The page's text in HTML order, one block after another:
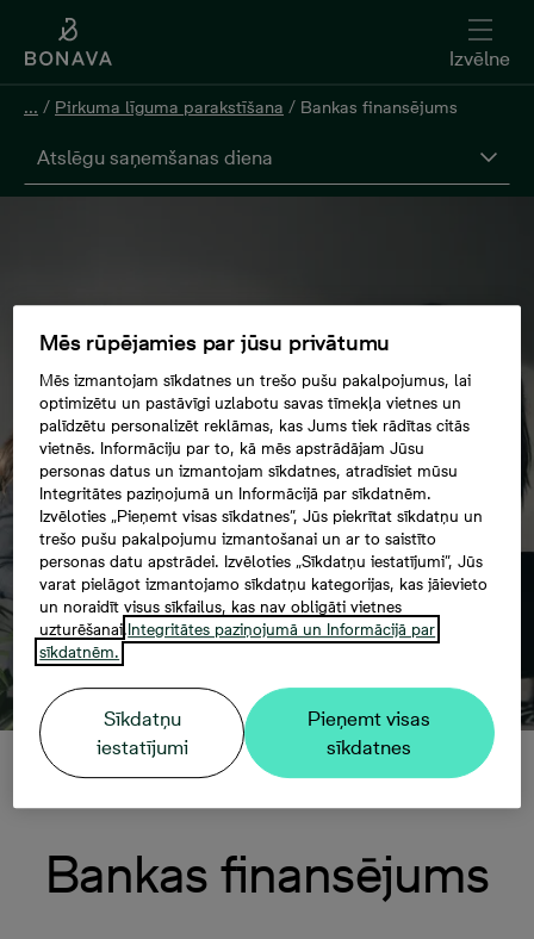
Izvēlne
... / Pirkuma līguma parakstīšana / Bankas finansējums
Atslēgu saņemšanas diena
Zemesgrāmata
Bankas finansējums
Mēs rūpējamies par jūsu privātumu
Mēs izmantojam sīkdatnes un trešo pušu pakalpojumus, lai
optimizētu un pastāvīgi uzlabotu savas tīmekļa vietnes un
palīdzētu personalizēt reklāmas, kas Jums tiek rādītas citās
vietnēs. Informāciju par to, kā mēs apstrādājam Jūsu
personas datus un izmantojam sīkdatnes, atradīsiet mūsu
Integritātes paziņojumā un Informācijā par sīkdatnēm.
Izvēloties „Pieņemt visas sīkdatnes”, Jūs piekrītat sīkdatņu un
trešo pušu pakalpojumu izmantošanai un ar to saistīto
personas datu apstrādei. Izvēloties „Sīkdatņu iestatījumi”, Jūs
varat pielāgot izmantojamo sīkdatņu kategorijas, kas jāievieto
un noraidīt visus sīkfailus, kas nav obligāti vietnes
uzturēšanai.Integritātes paziņojumā un Informācijā par
sīkdatnēm.
Sīkdatņu
iestatījumi
Pieņemt visas
sīkdatnes